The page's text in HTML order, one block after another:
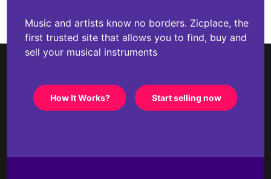
Music and artists know no borders. Zicplace, the
first trusted site that allows you to find, buy and
sell your musical instruments
How It Works? Start selling now